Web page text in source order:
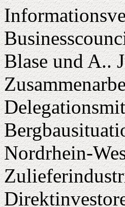
Blase und A..
Nordrhein-